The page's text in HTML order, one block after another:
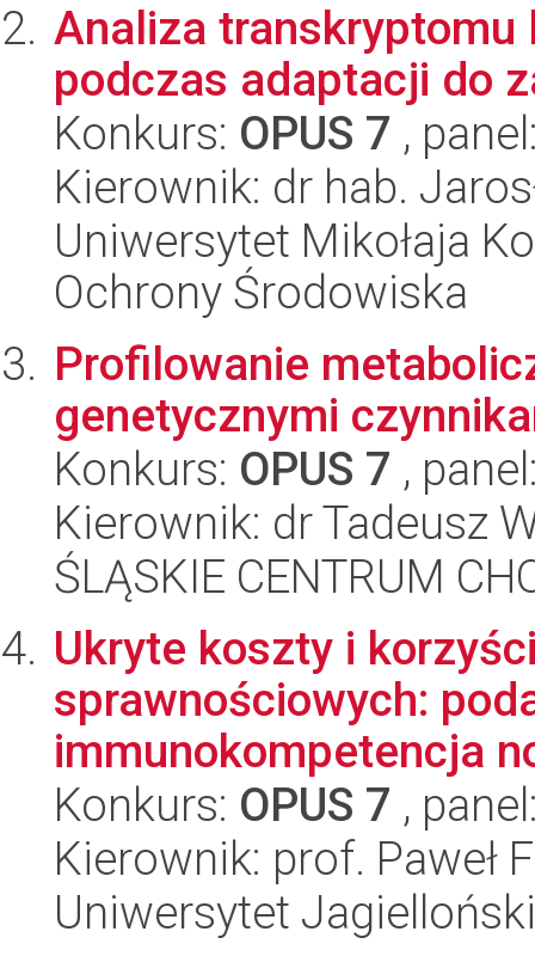
Analiza
podczas adaptacji do
Konkurs: OPUS 7 ,
Kierownik: dr hab.
Uniwersytet Mikołaja
Ochrony Środowiska
Profilowanie
genetycznymi
Konkurs: OPUS 7 ,
Kierownik: dr Tadeusz
ŚLĄSKIE CENTRUM
Ukryte koszty i
sprawnościowych:
immunokompetencja
Konkurs: OPUS 7 ,
Kierownik: prof. Paweł
Uniwersytet